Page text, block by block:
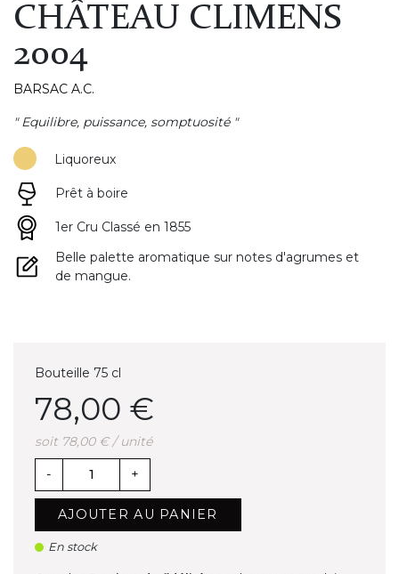
CHÂTEAU CLIMENS
2004
BARSAC A.C.
" Equilibre, puissance, somptuosité "
Liquoreux
Prêt à boire
1er Cru Classé en 1855
Belle palette aromatique sur notes d'agrumes et
de mangue.
Bouteille 75 cl
78,00 €
soit 78,00 € / unité
- +
AJOUTER AU PANIER
En stock